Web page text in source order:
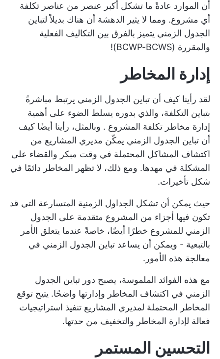
أن الموارد عادةً ما تشكل أكبر عنصر من عناصر تكلفة
أي مشروع. ومما لا يثير الدهشة أن هناك بديلاً لتباين
الجدول الزمني يتميز بالفرق بين التكاليف الفعلية
والمقررة (BCWP-BCWS)!
إدارة المخاطر
لقد رأينا كيف أن تباين الجدول الزمني يرتبط مباشرةً
بتباين التكلفة، والذي بدوره يسلط الضوء على أهمية
إدارة مخاطر تكلفة المشروع . وبالمثل، رأينا أيضًا كيف
أن تباين الجدول الزمني يمكّن مديري المشاريع من
اكتشاف المشاكل المحتملة في وقت مبكر والقضاء على
المشكلة في مهدها. ومع ذلك، لا تظهر المخاطر دائمًا في
شكل تأخيرات.
حيث يمكن أن تشكل الجداول الزمنية المتسارعة التي قد
تكون فيها أجزاء من المشروع متقدمة على الجدول
الزمني للمشروع خطرًا أيضًا، خاصةً عندما يتعلق الأمر
بالتبعية - ويمكن أن يساعد تباين الجدول الزمني في
معالجة هذه الأمور.
مع هذه الفوائد الملموسة، يصبح دور تباين الجدول
الزمني في اكتشاف المخاطر وإدارتها واضحًا. يتيح توقع
المخاطر المحتملة لمديري المشاريع تنفيذ استراتيجيات
فعالة لإدارة المخاطر والتخفيف من حدتها.
التحسين المستمر